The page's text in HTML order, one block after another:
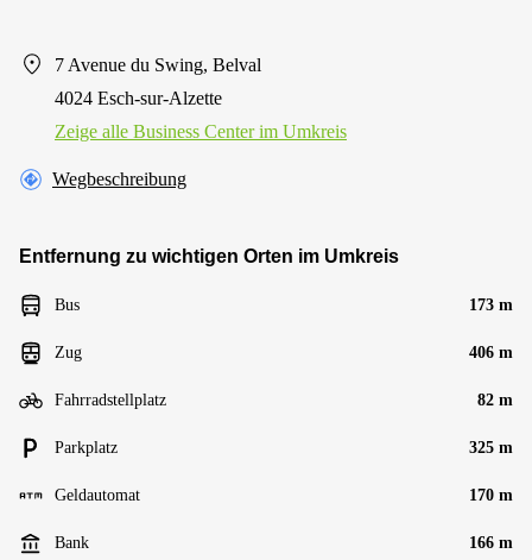
7 Avenue du Swing, Belval
4024 Esch-sur-Alzette
Zeige alle Business Center im Umkreis
Wegbeschreibung
Entfernung zu wichtigen Orten im Umkreis
Bus 173 m
Zug 406 m
Fahrradstellplatz 82 m
Parkplatz 325 m
Geldautomat 170 m
Bank 166 m